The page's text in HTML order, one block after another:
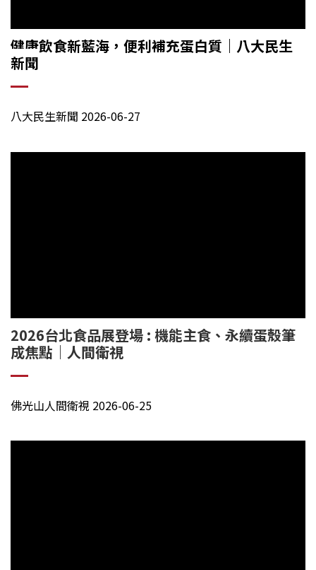
健康飲食新藍海，便利補充蛋白質 ｜ 八大民生
新聞
八大民生新聞 2026-06-27
2026台北食品展登場 : 機能主食、永續蛋殼筆
成焦點｜人間衛視
佛光山人間衛視 2026-06-25